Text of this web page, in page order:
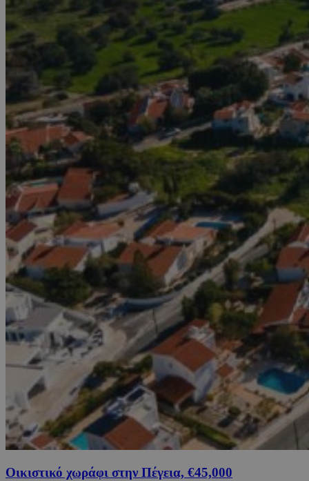
Οικιστικό χωράφι στην Πέγεια, €45,000